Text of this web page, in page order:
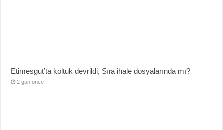
Etimesgut’ta koltuk devrildi, Sıra ihale dosyalarında mı?
2 gün önce